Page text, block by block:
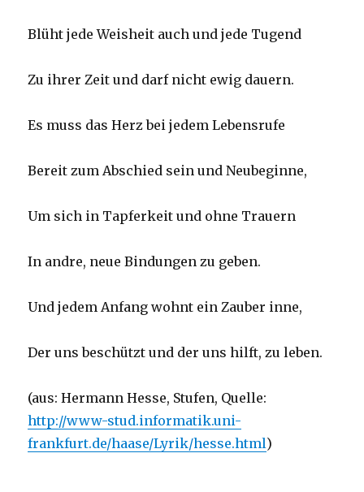
Blüht jede Weisheit auch und jede Tugend
Zu ihrer Zeit und darf nicht ewig dauern.
Es muss das Herz bei jedem Lebensrufe
Bereit zum Abschied sein und Neubeginne,
Um sich in Tapferkeit und ohne Trauern
In andre, neue Bindungen zu geben.
Und jedem Anfang wohnt ein Zauber inne,
Der uns beschützt und der uns hilft, zu leben.
(aus: Hermann Hesse, Stufen, Quelle:
http://www-stud.informatik.uni-
frankfurt.de/haase/Lyrik/hesse.html)